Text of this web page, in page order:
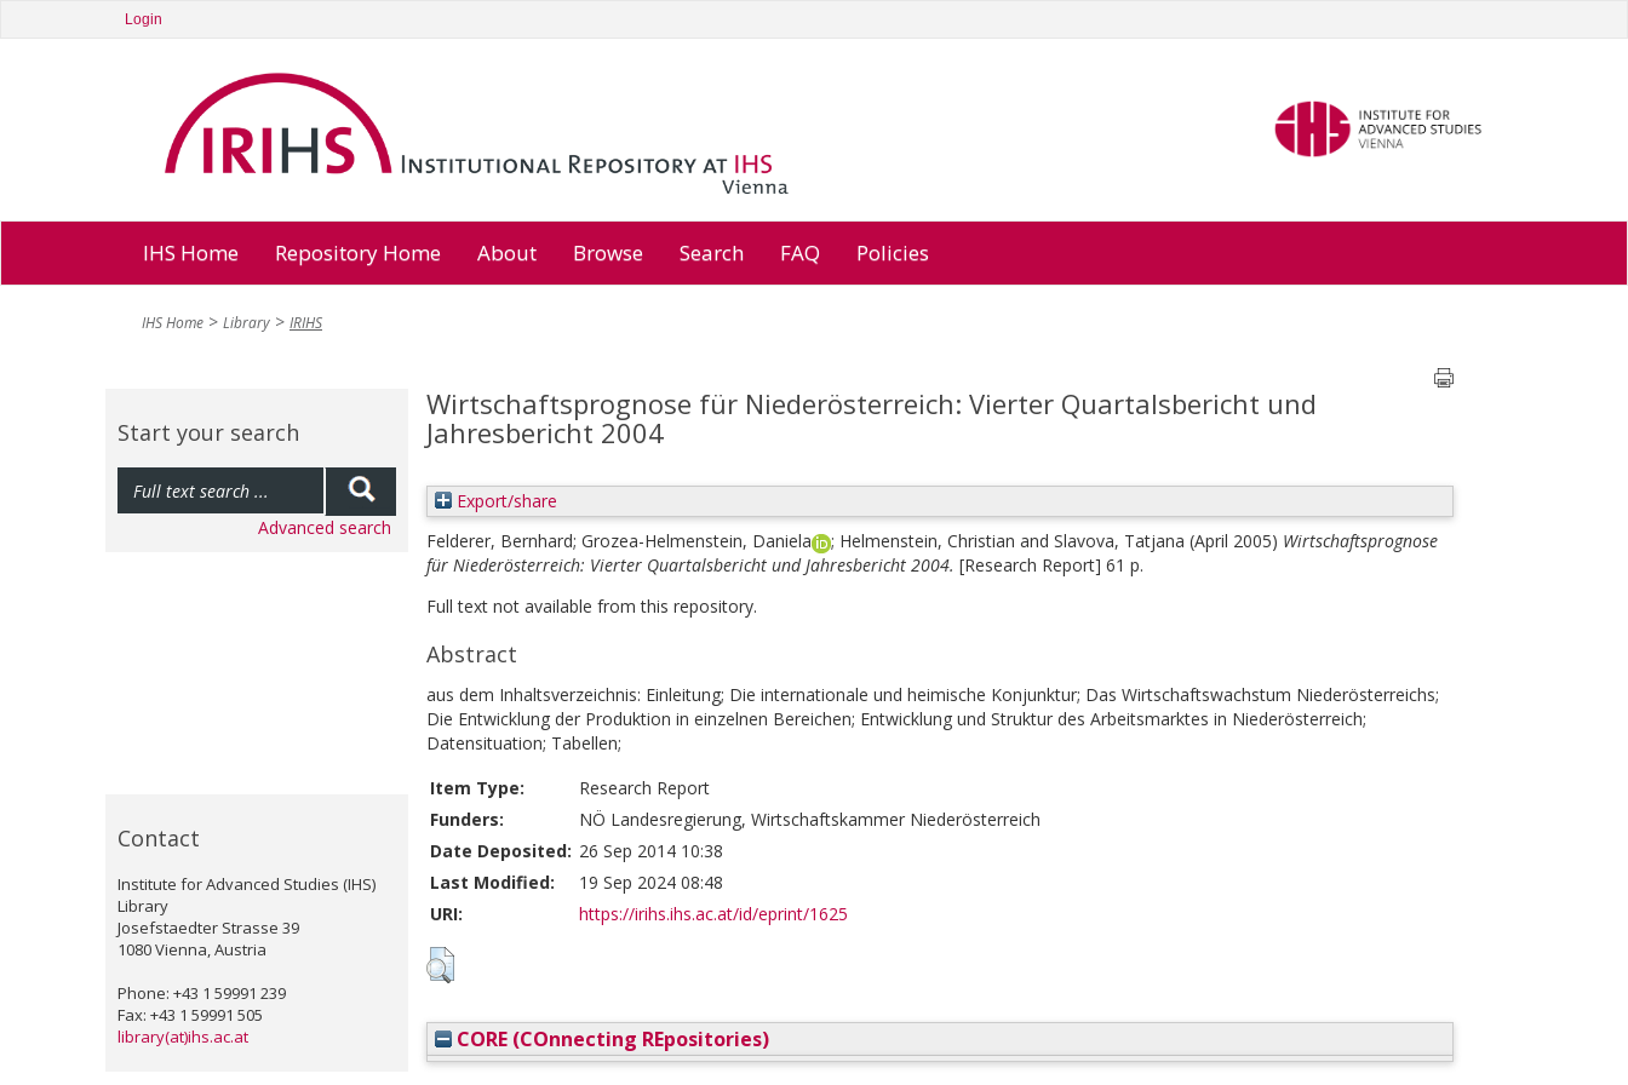
Login
IHS Home Repository Home About Browse Search FAQ Policies
IHS Home Library IRIHS
Start your search
Advanced search
Contact
Institute for Advanced Studies (IHS)
Library
Josefstaedter Strasse 39
1080 Vienna, Austria
Phone: +43 1 59991 239
Fax: +43 1 59991 505
library(at)ihs.ac.at
Wirtschaftsprognose für Niederösterreich: Vierter Quartalsbericht und
Jahresbericht 2004
Export/share
Felderer, Bernhard; Grozea-Helmenstein, Daniela ; Helmenstein, Christian and Slavova, Tatjana (April 2005) Wirtschaftsprognose
für Niederösterreich: Vierter Quartalsbericht und Jahresbericht 2004. [Research Report] 61 p.
Full text not available from this repository.
Abstract
aus dem Inhaltsverzeichnis: Einleitung; Die internationale und heimische Konjunktur; Das Wirtschaftswachstum Niederösterreichs;
Die Entwicklung der Produktion in einzelnen Bereichen; Entwicklung und Struktur des Arbeitsmarktes in Niederösterreich;
Datensituation; Tabellen;
Item Type:
Research Report
Funders:
NÖ Landesregierung, Wirtschaftskammer Niederösterreich
Date Deposited: 26 Sep 2014 10:38
Last Modified:
19 Sep 2024 08:48
URI:
https://irihs.ihs.ac.at/id/eprint/1625
CORE (COnnecting REpositories)